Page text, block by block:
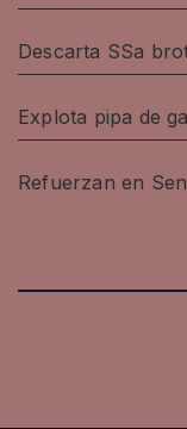
Descarta SSa
Explota pipa de
Refuerzan en